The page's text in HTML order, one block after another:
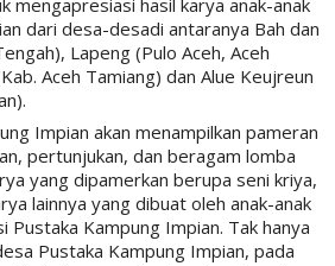
mengapresiasi hasil karya anak-anak
dari desa-desadi antaranya Bah dan
Lapeng (Pulo Aceh, Aceh
Aceh Tamiang) dan Alue Keujreun
Impian akan menampilkan pameran
pertunjukan, dan beragam lomba
yang dipamerkan berupa seni kriya,
lainnya yang dibuat oleh anak-anak
Pustaka Kampung Impian. Tak hanya
Pustaka Kampung Impian, pada